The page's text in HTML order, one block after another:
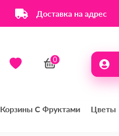
Доставка на адрес
Корзины С Фруктами Цветы